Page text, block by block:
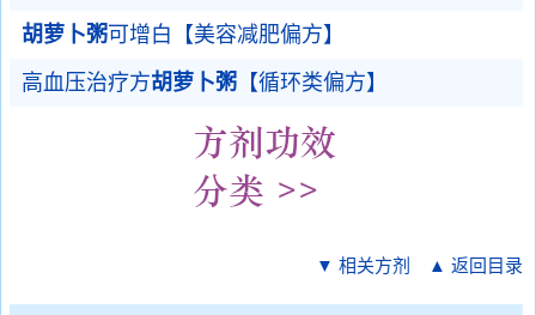
胡萝卜粥可增白【美容减肥偏方】
高血压治疗方胡萝卜粥 【循环类偏方】
▼ 相关方剂 ▲ 返回目录